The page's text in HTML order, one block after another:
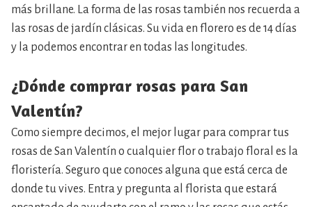
más brillane. La forma de las rosas también nos recuerda a
las rosas de jardín clásicas. Su vida en florero es de 14 días
y la podemos encontrar en todas las longitudes.
¿Dónde comprar rosas para San
Valentín?
Como siempre decimos, el mejor lugar para comprar tus
rosas de San Valentín o cualquier flor o trabajo floral es la
floristería. Seguro que conoces alguna que está cerca de
donde tu vives. Entra y pregunta al florista que estará